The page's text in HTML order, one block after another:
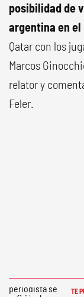
posibilidad de
argentina en
Qatar con los
Marcos
relator y
Feler.
TE